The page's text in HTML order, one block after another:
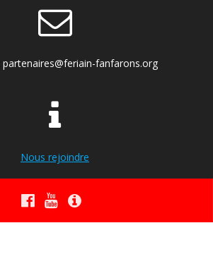
partenaires@feriain-fanfarons.org
Nous rejoindre